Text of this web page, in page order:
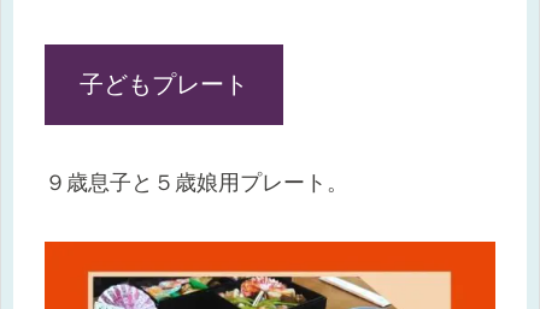
子どもプレート
９歳息子と５歳娘用プレート。